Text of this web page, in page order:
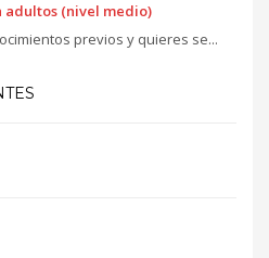
adultos (nivel medio)
previos y quieres se...